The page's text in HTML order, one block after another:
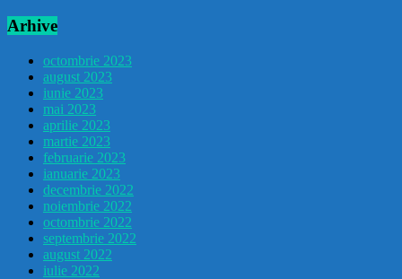
Arhive
octombrie 2023
august 2023
iunie 2023
mai 2023
aprilie 2023
martie 2023
februarie 2023
ianuarie 2023
decembrie 2022
noiembrie 2022
octombrie 2022
septembrie 2022
august 2022
iulie 2022